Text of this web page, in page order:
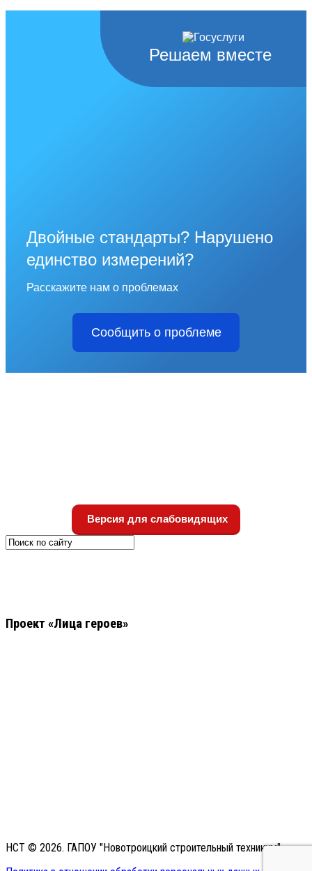
Решаем вместе
Двойные стандарты? Нарушено
единство измерений?
Расскажите нам о проблемах
Сообщить о проблеме
Версия для слабовидящих
Проект «Лица героев»
НСТ © 2026. ГАПОУ "Новотроицкий строительный техникум"